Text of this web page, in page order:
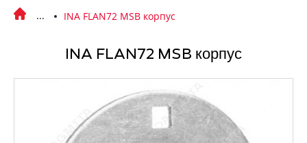
INA FLAN72 MSB корпус
INA FLAN72 MSB корпус